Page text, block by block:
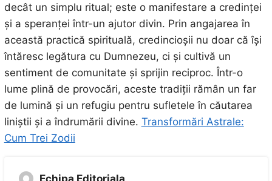
decât un simplu ritual; este o manifestare a credinței
și a speranței într-un ajutor divin. Prin angajarea în
această practică spirituală, credincioșii nu doar că își
întăresc legătura cu Dumnezeu, ci și cultivă un
sentiment de comunitate și sprijin reciproc. Într-o
lume plină de provocări, aceste tradiții rămân un far
de lumină și un refugiu pentru sufletele în căutarea
liniștii și a îndrumării divine. Transformări Astrale:
Cum Trei Zodii